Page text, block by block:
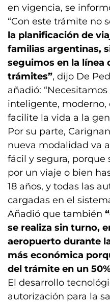
en vigencia, se
“Con este trámite no
la planificación de
familias argentinas,
seguimos en la línea
trámites”, dijo De
añadió:
inteligente, moderno,
facilite la vida a la
Por su parte,
nueva modalidad va
fácil y segura, porque
por un viaje o bien
18 años, y todas las
cargadas en el
Añadió que también
se realiza sin turno,
aeropuerto durante
más económica
del trámite en un
El desarrollo
autorización para la